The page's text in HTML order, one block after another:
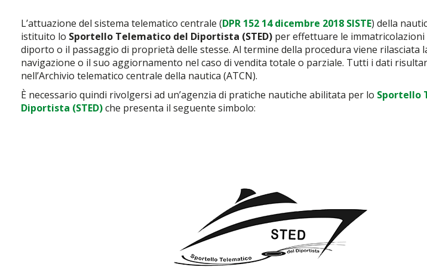
L’attuazione del sistema telematico centrale (DPR 152 14 dicembre 2018 SISTE) della
istituito lo Sportello Telematico del Diportista (STED) per effettuare le immatricolazioni
diporto o il passaggio di proprietà delle stesse. Al termine della procedura viene rilasciata
navigazione o il suo aggiornamento nel caso di vendita totale o parziale. Tutti i dati
nell’Archivio telematico centrale della nautica (ATCN).
È necessario quindi rivolgersi ad un’agenzia di pratiche nautiche abilitata per lo Sportello
Diportista (STED)che presenta il seguente simbolo: